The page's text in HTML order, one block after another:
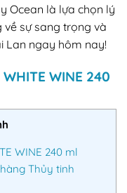
Ocean là lựa chọn lý
sự sang trọng và
Lan ngay hôm nay!
WINE 240
WINE 240 ml
Thủy tinh